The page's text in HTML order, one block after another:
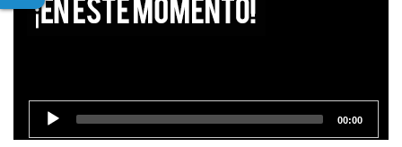
Reproductor 00:00